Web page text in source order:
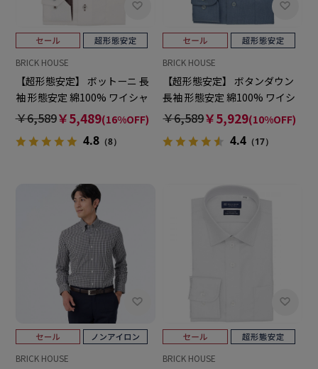
BRICK HOUSE
【超形態安定】 ボットーニ 長
袖 形態安定 綿100% ワイシャ
ツ
￥6,589￥5,489(16%OFF)
4.8（8）
BRICK HOUSE
【超形態安定】 ボタンダウン
長袖 形態安定 綿100% ワイシ
ャツ
￥6,589￥5,929(10%OFF)
4.4 （17）
BRICK HOUSE BRICK HOUSE